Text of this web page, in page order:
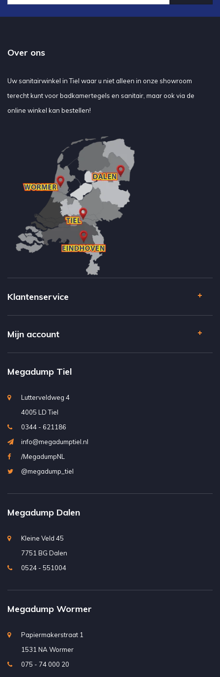
Over ons
Uw sanitairwinkel in Tiel waar u niet alleen in onze showroom
terecht kunt voor badkamertegels en sanitair, maar ook via de
online winkel kan bestellen!
Klantenservice
Mijn account
Megadump Tiel
Lutterveldweg 4
4005 LD Tiel
0344 - 621186
info@megadumptiel.nl
/MegadumpNL
@megadump_tiel
Megadump Dalen
Kleine Veld 45
7751 BG Dalen
0524 - 551004
Megadump Wormer
Papiermakerstraat 1
1531 NA Wormer
075 - 74 000 20